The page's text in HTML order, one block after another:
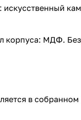
корпуса: МДФ.
в собранном